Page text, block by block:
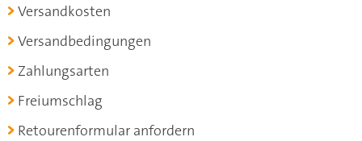
Versandkosten
Versandbedingungen
Zahlungsarten
Freiumschlag
Retourenformular anfordern